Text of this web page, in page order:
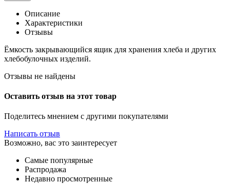
Описание
Характеристики
Отзывы
Ёмкость закрывающийся ящик для хранения хлеба и других
хлебобулочных изделий.
Отзывы не найдены
Оставить отзыв на этот товар
Поделитесь мнением с другими покупателями
Написать отзыв
Возможно, вас это заинтересует
Самые популярные
Распродажа
Недавно просмотренные